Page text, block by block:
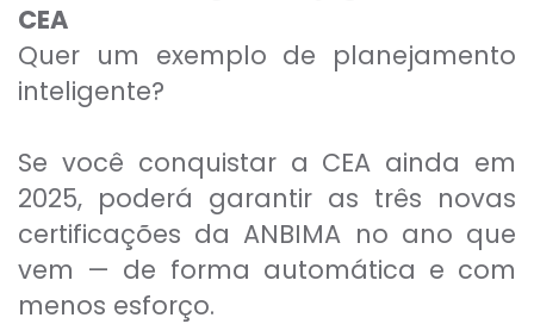
CEA
Quer um exemplo de planejamento
inteligente?
Se você conquistar a CEA ainda em
2025, poderá garantir as três novas
certificações da ANBIMA no ano que
vem — de forma automática e com
menos esforço.